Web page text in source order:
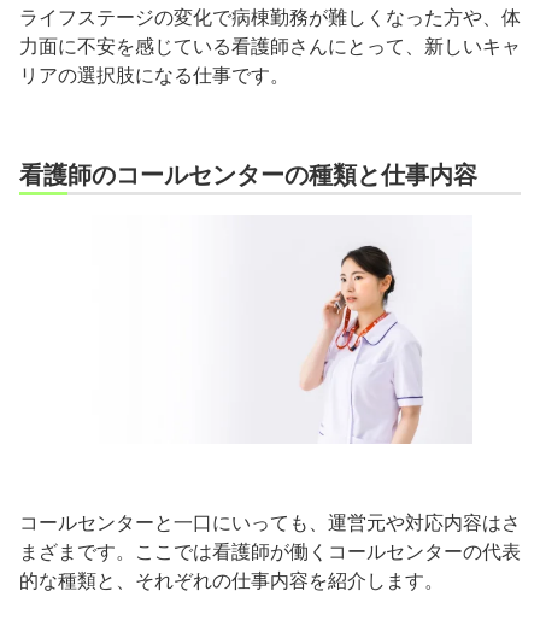
ライフステージの変化で病棟勤務が難しくなった方や、体
力面に不安を感じている看護師さんにとって、新しいキャ
リアの選択肢になる仕事です。
看護師のコールセンターの種類と仕事内容
コールセンターと一口にいっても、運営元や対応内容はさ
まざまです。ここでは看護師が働くコールセンターの代表
的な種類と、それぞれの仕事内容を紹介します。